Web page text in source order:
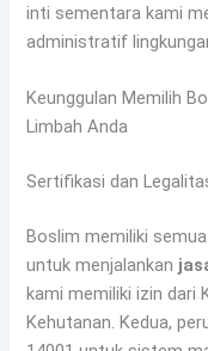
inti sementara kami
administratif
Keunggulan Memilih
Limbah Anda
Sertifikasi dan
Boslim memiliki
untuk menjalankan
kami memiliki izin dari
Kehutanan. Kedua,